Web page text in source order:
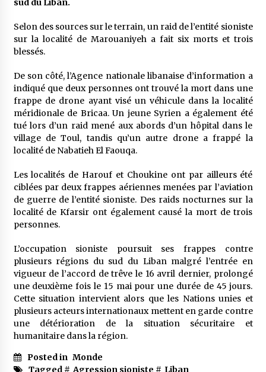
Droit à l’affiliation au régime national de
nationale à l’étranger
3 semaines ago
Lancement d’une campagne nationale de
sensibilisation sur la lutte contre le travail
informel
3 semaines ago
Première voiture de course conçue et
algériens participe à une compétition
internationale
3 semaines ago
Université Alger 3 : Lancement d’un master à
3 semaines ago
sud du Liban.
Selon des sources sur le terrain, un raid de l’entité sioniste
sur la localité de Marouaniyeh a fait six morts et trois
blessés.
De son côté, l’Agence nationale libanaise d’information a
indiqué que deux personnes ont trouvé la mort dans une
frappe de drone ayant visé un véhicule dans la localité
méridionale de Bricaa. Un jeune Syrien a également été
tué lors d’un raid mené aux abords d’un hôpital dans le
village de Toul, tandis qu’un autre drone a frappé la
localité de Nabatieh El Faouqa.
Les localités de Harouf et Choukine ont par ailleurs été
ciblées par deux frappes aériennes menées par l’aviation
de guerre de l’entité sioniste. Des raids nocturnes sur la
localité de Kfarsir ont également causé la mort de trois
personnes.
L’occupation sioniste poursuit ses frappes contre
plusieurs régions du sud du Liban malgré l’entrée en
vigueur de l’accord de trêve le 16 avril dernier, prolongé
une deuxième fois le 15 mai pour une durée de 45 jours.
Cette situation intervient alors que les Nations unies et
plusieurs acteurs internationaux mettent en garde contre
une détérioration de la situation sécuritaire et
humanitaire dans la région.
Posted in Monde
Tagged # Agression sioniste # Liban